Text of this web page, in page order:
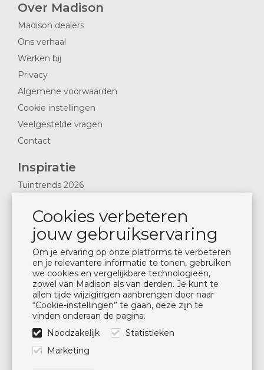
Cookies verbeteren
jouw gebruikservaring
Om je ervaring op onze platforms te verbeteren
en je relevantere informatie te tonen, gebruiken
we cookies en vergelijkbare technologieën,
zowel van Madison als van derden. Je kunt te
allen tijde wijzigingen aanbrengen door naar
“Cookie-instellingen” te gaan, deze zijn te
vinden onderaan de pagina.
Noodzakelijk
Statistieken
Marketing
Over Madison
Madison dealers
Ons verhaal
Werken bij
Privacy
Algemene voorwaarden
Cookie instellingen
Veelgestelde vragen
Contact
Inspiratie
Tuintrends 2026
Nieuws & Blogs
Plan showroom bezoek
Kussen onderhoud
Nieuwsbrief
Blijf op de hoogte
Volg ons